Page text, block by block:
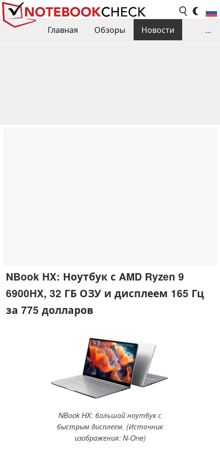
Главная Обзоры
Новости
...
NBook HX: Ноутбук с AMD Ryzen 9
6900HX, 32 ГБ ОЗУ и дисплеем 165 Гц
за 775 долларов
NBook HX: большой ноутбук с
быстрым дисплеем. (Источник
изображения: N-One)